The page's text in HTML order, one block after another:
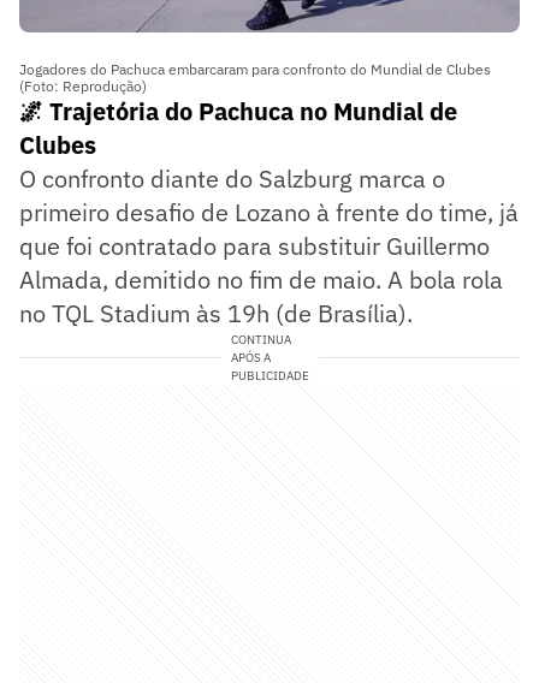
Jogadores do Pachuca embarcaram para confronto do Mundial de Clubes
(Foto: Reprodução)
🌌 Trajetória do Pachuca no Mundial de
Clubes
O confronto diante do Salzburg marca o
primeiro desafio de Lozano à frente do time, já
que foi contratado para substituir Guillermo
Almada, demitido no fim de maio. A bola rola
no TQL Stadium às 19h (de Brasília).
CONTINUA
APÓS A
PUBLICIDADE